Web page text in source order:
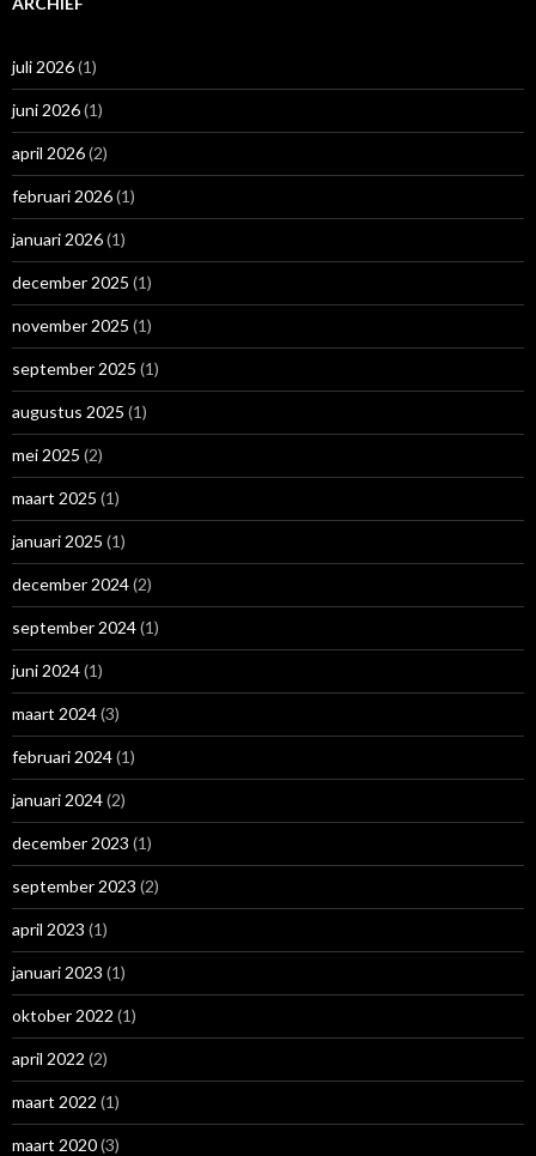
juli 2026(1)
juni 2026(1)
april 2026(2)
februari 2026(1)
januari 2026(1)
december 2025 (1)
november 2025 (1)
september 2025 (1)
augustus 2025 (1)
mei 2025 (2)
maart 2025 (1)
januari 2025 (1)
december 2024(2)
september 2024(1)
juni 2024(1)
maart 2024(3)
februari 2024(1)
januari 2024(2)
december 2023 (1)
september 2023 (2)
april 2023 (1)
januari 2023 (1)
oktober 2022 (1)
april 2022 (2)
maart 2022 (1)
maart 2020(3)